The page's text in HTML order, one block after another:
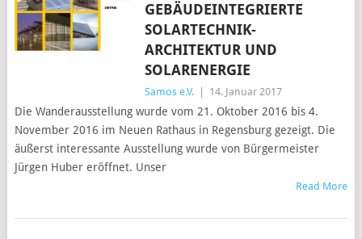
GEBÄUDEINTEGRIERTE
SOLARTECHNIK-
ARCHITEKTUR UND
SOLARENERGIE
Samos e.V. 14. Januar 2017
Die Wanderausstellung wurde vom 21. Oktober 2016 bis 4.
November 2016 im Neuen Rathaus in Regensburg gezeigt. Die
äußerst interessante Ausstellung wurde von Bürgermeister
Jürgen Huber eröffnet. Unser
Read More